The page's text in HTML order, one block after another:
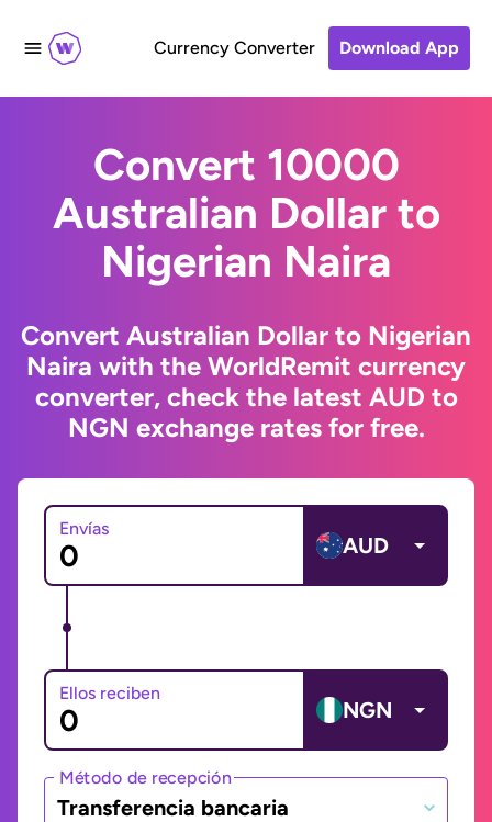
Currency Converter Download App
Convert 10000
Australian Dollar to
Nigerian Naira
Convert Australian Dollar to Nigerian
Naira with the WorldRemit currency
converter, check the latest AUD to
NGN exchange rates for free.
Envías
AUD
Ellos reciben
NGN
Método de recepción
Transferencia bancaria